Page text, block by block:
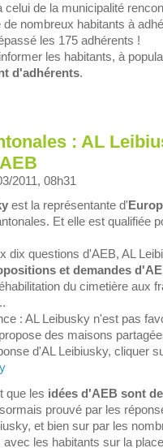
celui de la municipalité
de nombreux habitants à
les 175 adhérents !
les habitants, à
d'adhérents.
: AL
2011, 08h31
est la représentante d'
Et elle est qualifiée
dix questions d'AEB, AL
et demandes
du cimetière aux
: AL Leibusky n'est pas
des maisons
d'AL Leibiusky, cliquer
que les idées d'AEB sont
prouvé par les
et bien sur par les
les habitants sur la